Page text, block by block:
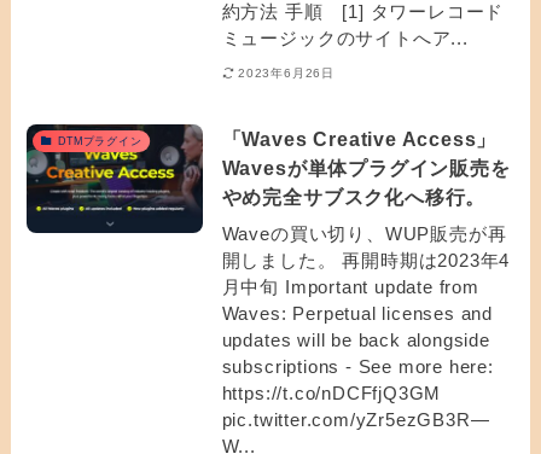
約方法 手順 [1] タワーレコード
ミュージックのサイトへア...
2023年6月26日
DTMプラグイン
「Waves Creative Access」
Wavesが単体プラグイン販売を
やめ完全サブスク化へ移行。
Waveの買い切り、WUP販売が再
開しました。 再開時期は2023年4
月中旬 Important update from
Waves: Perpetual licenses and
updates will be back alongside
subscriptions - See more here:
https://t.co/nDCFfjQ3GM
pic.twitter.com/yZr5ezGB3R—
W...